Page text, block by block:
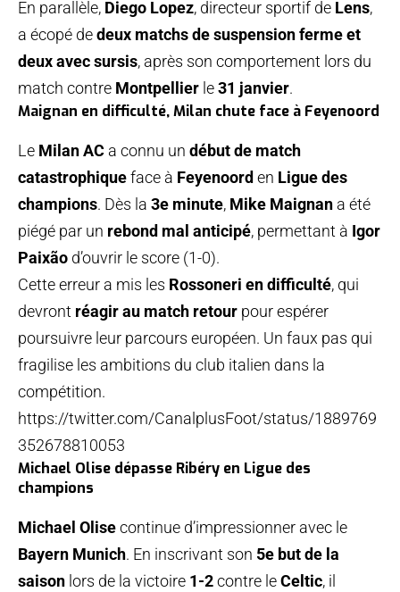
En parallèle, Diego Lopez, directeur sportif de Lens,
a écopé dedeux matchs de suspension ferme et
deux avec sursis, après son comportement lors du
match contre Montpellier le31 janvier.
Maignan en difficulté, Milan chute face à Feyenoord
Le Milan AC a connu un début de match
catastrophiqueface à Feyenoord en Ligue des
champions. Dès la 3e minute, Mike Maignan a été
piégé par un rebond mal anticipé, permettant à Igor
Paixão d’ouvrir le score (1-0).
Cette erreur a mis les Rossoneri en difficulté, qui
devront réagir au match retour pour espérer
poursuivre leur parcours européen. Un faux pas qui
fragilise les ambitions du club italien dans la
compétition.
https://twitter.com/CanalplusFoot/status/1889769
352678810053
Michael Olise dépasse Ribéry en Ligue des
champions
Michael Olisecontinue d’impressionner avec le
Bayern Munich. En inscrivant son 5e but de la
saison lors de la victoire 1-2contre leCeltic, il